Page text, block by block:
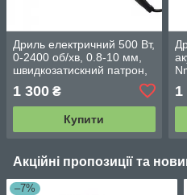
Дриль електричний 500 Вт,
0-2400 об/хв, 0.8-10 мм,
швидкозатискний патрон,
реверс INTERTOOL WT-
0115
1 300 ₴
Купити
1
Акційні пропозиції та
–7%